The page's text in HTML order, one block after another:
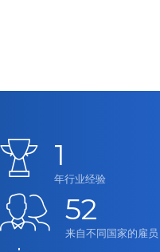
1
年行业经验
52
来自不同国家的雇员